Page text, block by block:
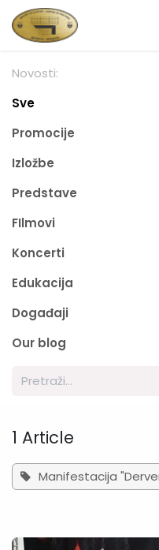
Skip to Content
Novosti:
Sve
Promocije
Izložbe
Predstave
FIlmovi
Koncerti
Edukacija
Događaji
Our blog
1 Article
Manifestacija